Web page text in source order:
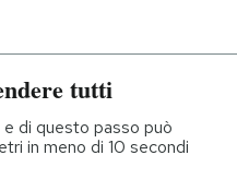
tutti
e di questo passo può
in meno di 10 secondi